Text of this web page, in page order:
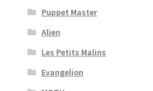
Puppet Master
Alien
Les Petits Malins
Evangelion